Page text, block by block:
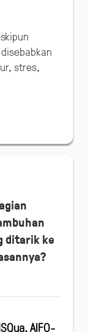
stres,
ditarik ke
AIFO-